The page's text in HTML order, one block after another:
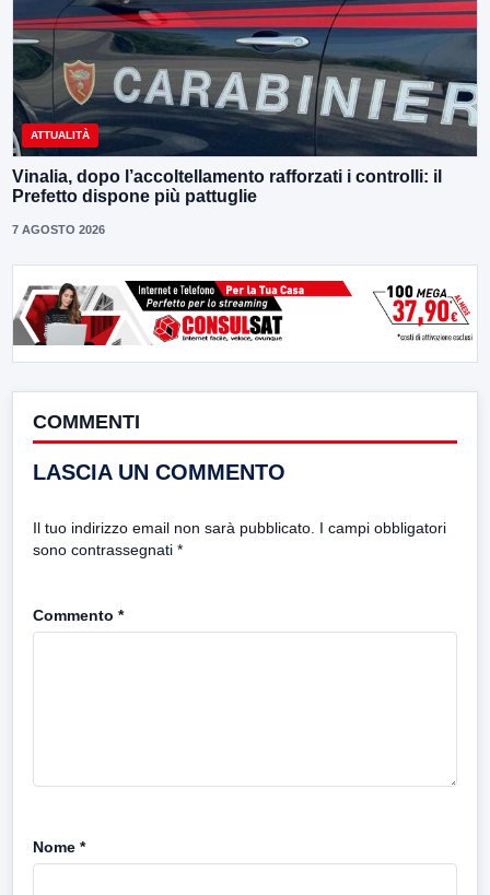
ATTUALITÀ
Vinalia, dopo l’accoltellamento rafforzati i controlli: il
Prefetto dispone più pattuglie
7 AGOSTO 2026
COMMENTI
LASCIA UN COMMENTO
Il tuo indirizzo email non sarà pubblicato. I campi obbligatori
sono contrassegnati *
Commento *
Nome *